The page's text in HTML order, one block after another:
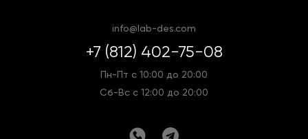
info@lab-des.com
+7 (812) 402-75-08
Пн-Пт с 10:00 до 20:00
Сб-Вс с 12:00 до 20:00